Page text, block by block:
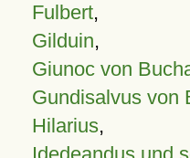
Fulbert,
Gilduin,
Giunoc von
Gundisalvus von
Hilarius,